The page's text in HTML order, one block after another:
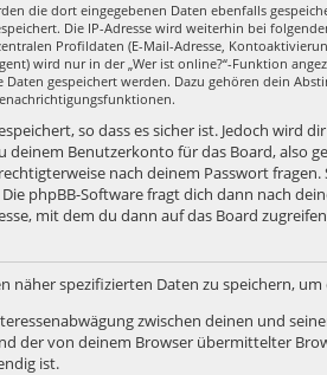
die dort eingegebenen Daten ebenfalls
Die IP-Adresse wird weiterhin bei
Profildaten (E-Mail-Adresse,
wird nur in der „Wer ist online?“-Funktion
gespeichert werden. Dazu gehören dein
so dass es sicher ist. Jedoch wird
deinem Benutzerkonto für das Board, also
nach deinem Passwort
phpBB-Software fragt dich dann nach
mit dem du dann auf das Board
näher spezifizierten Daten zu speichern,
zwischen deinen und
der von deinem Browser übermittelter
ist.